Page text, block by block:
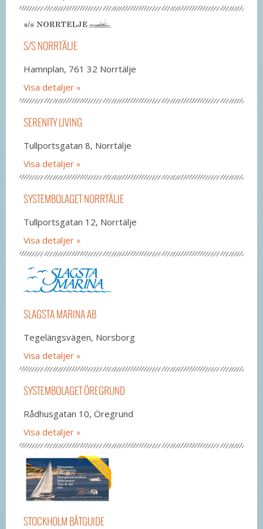
S/S NORRTÄLJE
Hamnplan, 761 32 Norrtälje
Visa detaljer
SERENITY LIVING
Tullportsgatan 8, Norrtälje
Visa detaljer
SYSTEMBOLAGET NORRTÄLJE
Tullportsgatan 12, Norrtälje
Visa detaljer
SLAGSTA MARINA AB
Tegelängsvägen, Norsborg
Visa detaljer
SYSTEMBOLAGET ÖREGRUND
Rådhusgatan 10, Öregrund
Visa detaljer
STOCKHOLM BÅTGUIDE